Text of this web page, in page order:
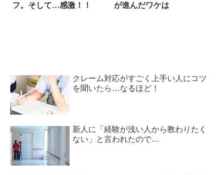
フ。そして…感激！！
が進んだワケは
クレーム対応がすごく上手い人にコツ
を聞いたら…なるほど！
新人に「経験が浅い人から教わりたく
ない」と言われたので…